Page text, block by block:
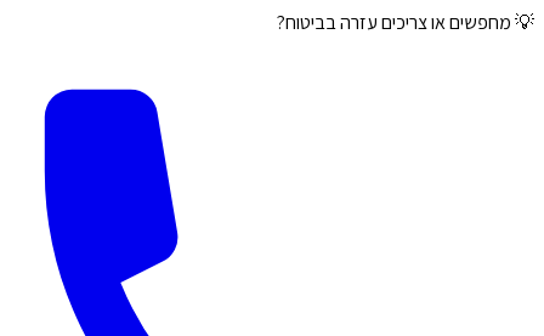
💡 מחפשים או צריכים עזרה בביטוח?